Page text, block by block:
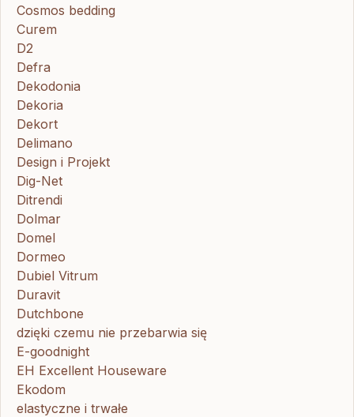
Cosmos bedding
Curem
D2
Defra
Dekodonia
Dekoria
Dekort
Delimano
Design i Projekt
Dig-Net
Ditrendi
Dolmar
Domel
Dormeo
Dubiel Vitrum
Duravit
Dutchbone
dzięki czemu nie przebarwia się
E-goodnight
EH Excellent Houseware
Ekodom
elastyczne i trwałe